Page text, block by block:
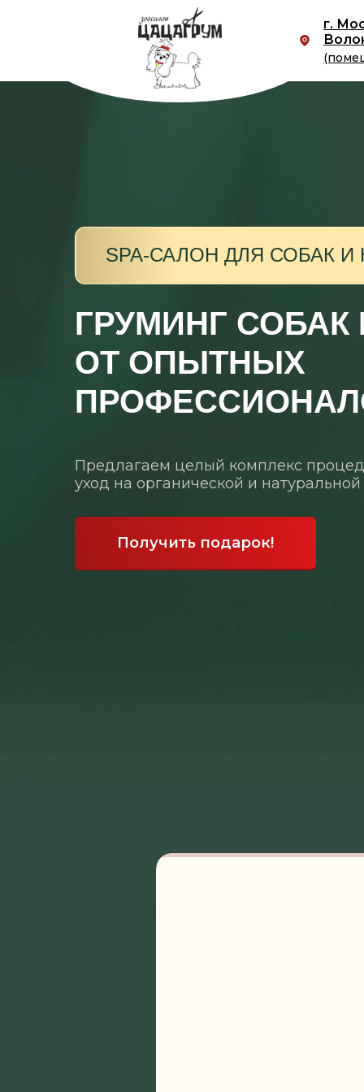
ГРУМИНГ
ОТ ОПЫТНЫХ
Предлагаем целый комплекс
уход на органической и
SPA-САЛОН ДЛЯ СОБАК И
Получить подарок!
г.